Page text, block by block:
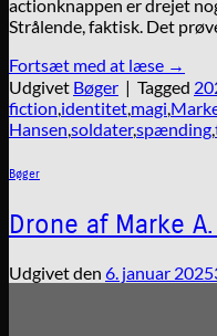
actionknappen er drejet
Strålende, faktisk. Det
Fortsæt med at læse →
Udgivet Bøger | Tagged
fiction,identitet,magi,
Hansen,soldater,spænding,
Bøger
Drone af Marke
Udgivet den 6. januar 2025